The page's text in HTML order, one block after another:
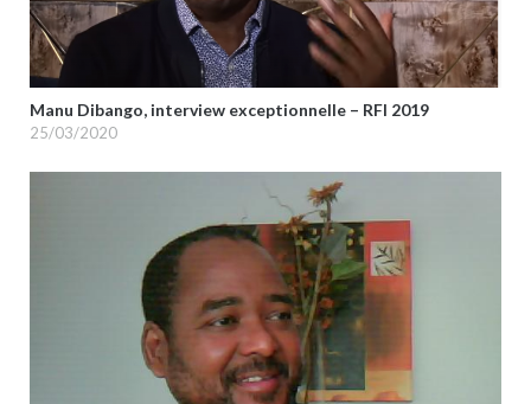
Manu Dibango, interview exceptionnelle – RFI 2019
25/03/2020